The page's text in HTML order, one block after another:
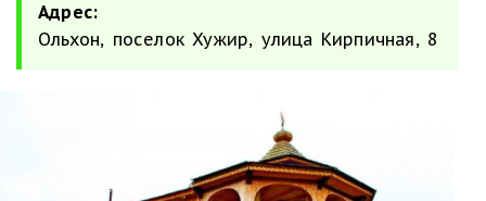
Адрес:
Ольхон, поселок Хужир, улица Кирпичная, 8